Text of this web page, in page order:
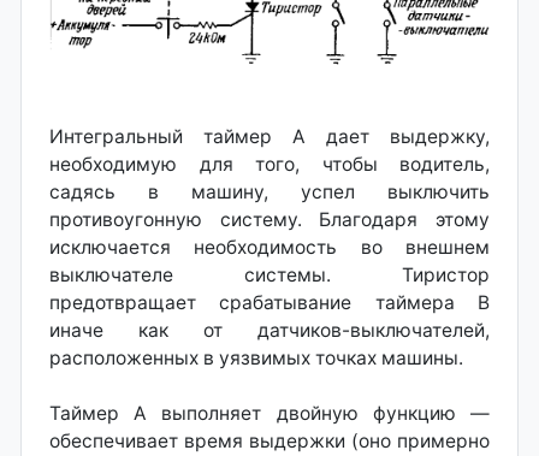
Интегральный таймер А дает выдержку,
необходимую для того, чтобы водитель,
садясь в машину, успел выключить
противоугонную систему. Благодаря этому
исключается необходимость во внешнем
выключателе системы. Тиристор
предотвращает срабатывание таймера В
иначе как от датчиков-выключателей,
расположенных в уязвимых точках машины.
Таймер А выполняет двойную функцию —
обеспечивает время выдержки (оно примерно